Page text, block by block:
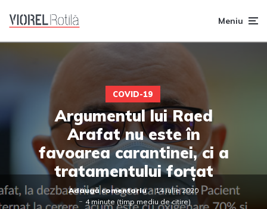
Meniu
COVID-19
Argumentul lui Raed
Arafat nu este în
favoarea carantinei, ci a
tratamentului forțat
Adaugă comentariu
14 iulie 2020
4 minute (timp mediu de citire)